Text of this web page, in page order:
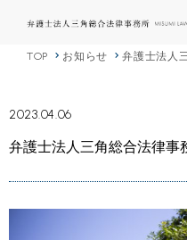
TOP お知らせ 弁護士法人
2023.04.06
弁護士法人三角総合法律